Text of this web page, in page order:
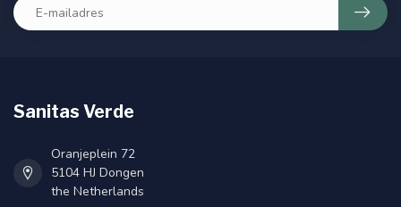
Sanitas Verde
Oranjeplein 72
5104 HJ Dongen
the Netherlands